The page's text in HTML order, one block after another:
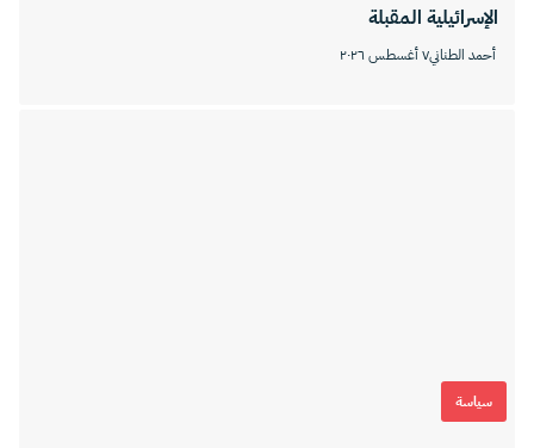
الإسرائيلية المقبلة
أحمد الطناني٧ أغسطس ٢٠٢٦
سياسة